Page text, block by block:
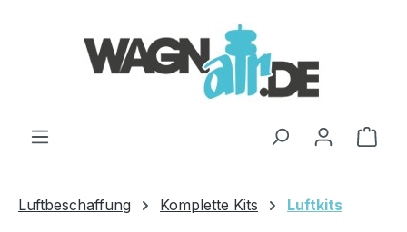
Luftbeschaffung Komplette Kits Luftkits